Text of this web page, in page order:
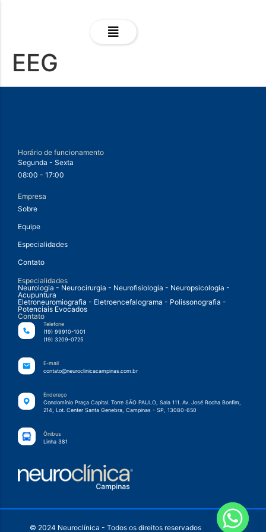
EEG
Horário de funcionamento
Segunda - Sexta
08:00 - 17:00
Empresa
Sobre
Equipe
Especialidades
Contato
Especialidades
Neurologia - Neurocirurgia - Neurofisiologia - Neuropsicologia -
Acupuntura
Eletroneuromiografia - Eletroencefalograma - Polissonografia -
Potenciais Evocados
Contato
Telefone
(19) 99910-1001
(19) 3209-0725
E-mail
contato@neuroclinicacampinas.com.br
Endereço
Condomínio Praça Capital. Torre SÃO PAULO, Sala 111. Av. José Rocha Bonfim,
214, Lot. Center Santa Genebra, Campinas - SP, 13080-650
Ônibus
Linha 381
© 2024 Neuroclínica - Todos os direitos reservados